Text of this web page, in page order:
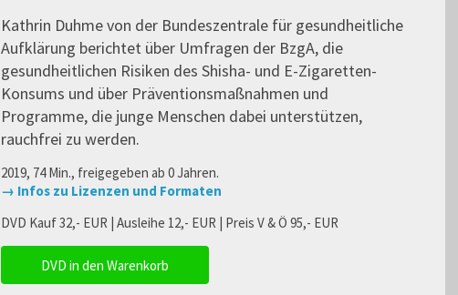
Kathrin Duhme von der Bundeszentrale für gesundheitliche
Aufklärung berichtet über Umfragen der BzgA, die
gesundheitlichen Risiken des Shisha- und E-Zigaretten-
Konsums und über Präventionsmaßnahmen und
Programme, die junge Menschen dabei unterstützen,
rauchfrei zu werden.
2019, 74 Min., freigegeben ab 0 Jahren.
→ Infos zu Lizenzen und Formaten
DVD Kauf 32,- EUR | Ausleihe 12,- EUR | Preis V & Ö 95,- EUR
DVD in den Warenkorb